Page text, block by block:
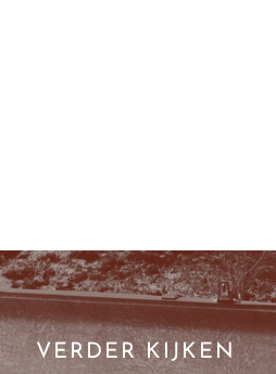
VERDER KIJKEN